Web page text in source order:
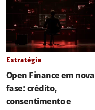
Estratégia
Open Finance em nova
fase: crédito,
consentimento e